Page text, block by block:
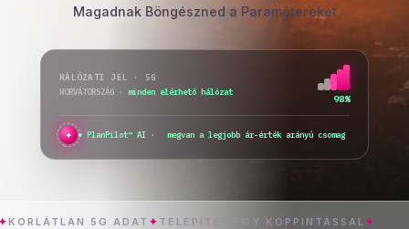
Magadnak Böngészned a Paramétereket
HÁLÓZATI JEL · 5G
HORVÁTORSZÁG · minden elérhető hálózat
98%
✦ ● PlanPilot™ AI · ellenőrzöm_
5G ADAT ✦TELEPÍTÉS EGY KOPPINTÁSSAL✦